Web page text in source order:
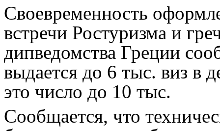
Своевременность
встречи Ростуризма и
дипведомства Греции
выдается до 6 тыс. виз в
это число до 10 тыс.
Сообщается, что